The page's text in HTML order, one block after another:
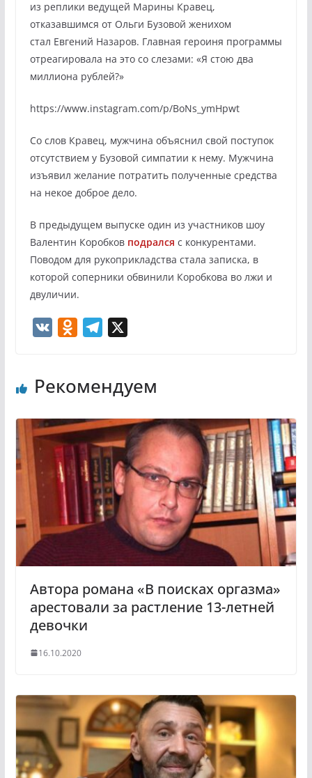
из реплики ведущей Марины Кравец,
отказавшимся от Ольги Бузовой женихом
стал Евгений Назаров. Главная героиня программы
отреагировала на это со слезами: «Я стою два
миллиона рублей?»
https://www.instagram.com/p/BoNs_ymHpwt
Со слов Кравец, мужчина объяснил свой поступок
отсутствием у Бузовой симпатии к нему. Мужчина
изъявил желание потратить полученные средства
на некое доброе дело.
В предыдущем выпуске один из участников шоу
Валентин Коробков подрался с конкурентами.
Поводом для рукоприкладства стала записка, в
которой соперники обвинили Коробкова во лжи и
двуличии.
o
l
a
s
n
i
e
r
a
m
Рекомендуем
Автора романа «В поисках оргазма»
арестовали за растление 13-летней
девочки
16.10.2020